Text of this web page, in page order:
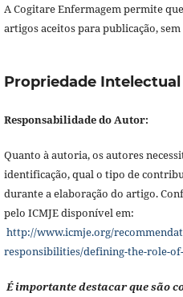
A Cogitare Enfermagem permite
artigos aceitos para publicação,
Propriedade
Responsabilidade do Autor:
Quanto à autoria, os autores
identificação, qual o tipo de
durante a elaboração do artigo.
pelo ICMJE disponível em:
http://www.icmje.org/
responsibilities/defining-the-role-
É importante destacar que são